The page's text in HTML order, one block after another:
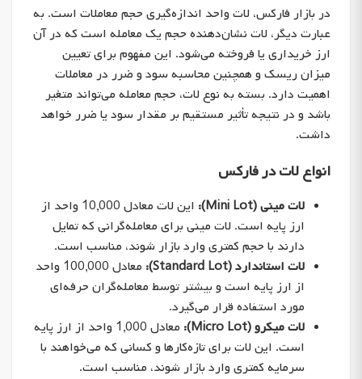
در بازار فارکس، لات واحد اندازه‌گیری حجم معاملات است. به
عبارت دیگر، لات نشان‌دهنده حجم یک معامله است که در آن
ارز خریداری یا فروخته می‌شود. این مفهوم برای تعیین
میزان ریسک و همچنین محاسبه سود و ضرر در معاملات
اهمیت دارد. بسته به نوع لات، حجم معامله می‌تواند متغیر
باشد و در نتیجه تأثیر مستقیم بر مقدار سود یا ضرر خواهد
داشت.
انواع لات در فارکس
لات مینی (Mini Lot):
این لات معادل 10,000 واحد از
ارز پایه است. لات مینی برای معامله‌گرانی که تمایل
دارند با حجم کمتری وارد بازار شوند، مناسب است.
لات استاندارد (Standard Lot):
معادل 100,000 واحد
از ارز پایه است و بیشتر توسط معامله‌گران حرفه‌ای
مورد استفاده قرار می‌گیرد.
لات میکرو (Micro Lot):
معادل 1,000 واحد از ارز پایه
است. این لات برای تازه‌کارها و کسانی که می‌خواهند با
سرمایه کمتری وارد بازار شوند، مناسب است.